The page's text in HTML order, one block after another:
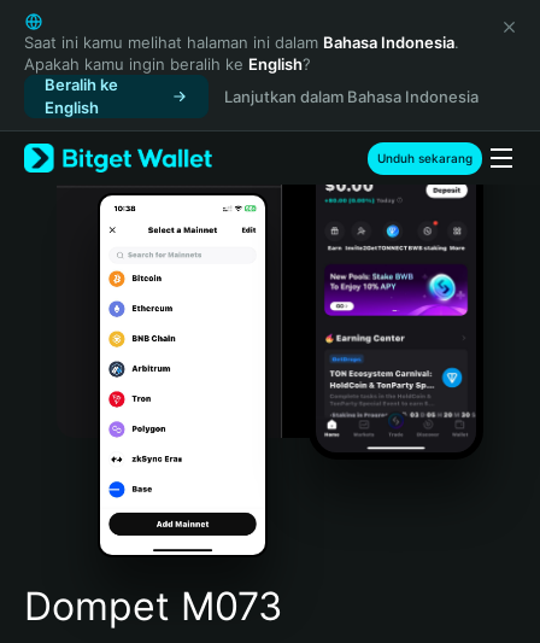
English
日本語
Tiếng Việt
Русский
Español (Latinoamérica)
Türkçe
Italiano
Português (Portugal)
Bahasa Indonesia
Português (Brasil)
Español (Argentina)
Saat ini kamu melihat halaman ini dalam Bahasa Indonesia.
Apakah kamu ingin beralih ke English?
Beralih ke
English
Lanjutkan dalam Bahasa Indonesia
Unduh sekarang
Dompet M073